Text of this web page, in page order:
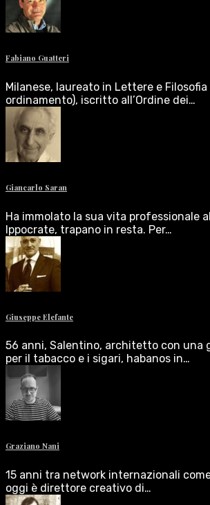
Fabiano Guatteri
Milanese, laureato in Lettere e
ordinamento), iscritto all’Ordine dei…
Giancarlo Saran
Ha immolato la sua vita professionale
Ippocrate, trapano in resta. Per…
Giuseppe Elefante
56 anni, Salentino, architetto con una
per il tabacco e i sigari, habanos in…
Graziano Nani
15 anni tra network internazionali
oggi è direttore creativo di…